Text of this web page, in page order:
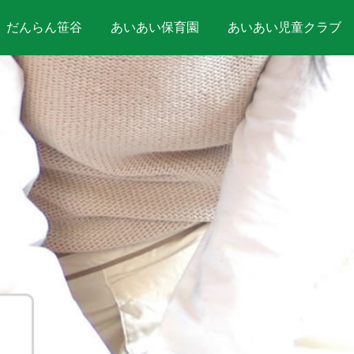
だんらん笹谷 あいあい保育園 あいあい児童クラブ